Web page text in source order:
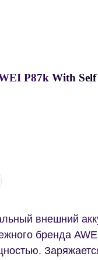
P87k With Self
внешний
бренда